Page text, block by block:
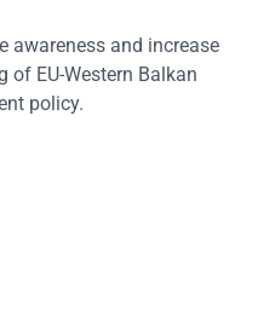
awareness and increase
of EU-Western Balkan
policy.